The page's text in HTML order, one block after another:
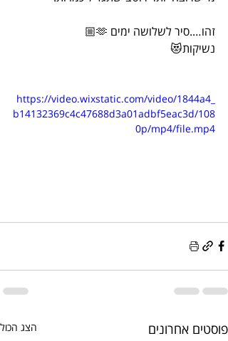
זהו….סיר לשלושה ימים 🫶🏼
נשיקות😻
https://video.wixstatic.com/video/1844a4_
b14132369c4c47688d3a01adbf5eac3d/108
0p/mp4/file.mp4
פוסטים אחרונים הצג הכול